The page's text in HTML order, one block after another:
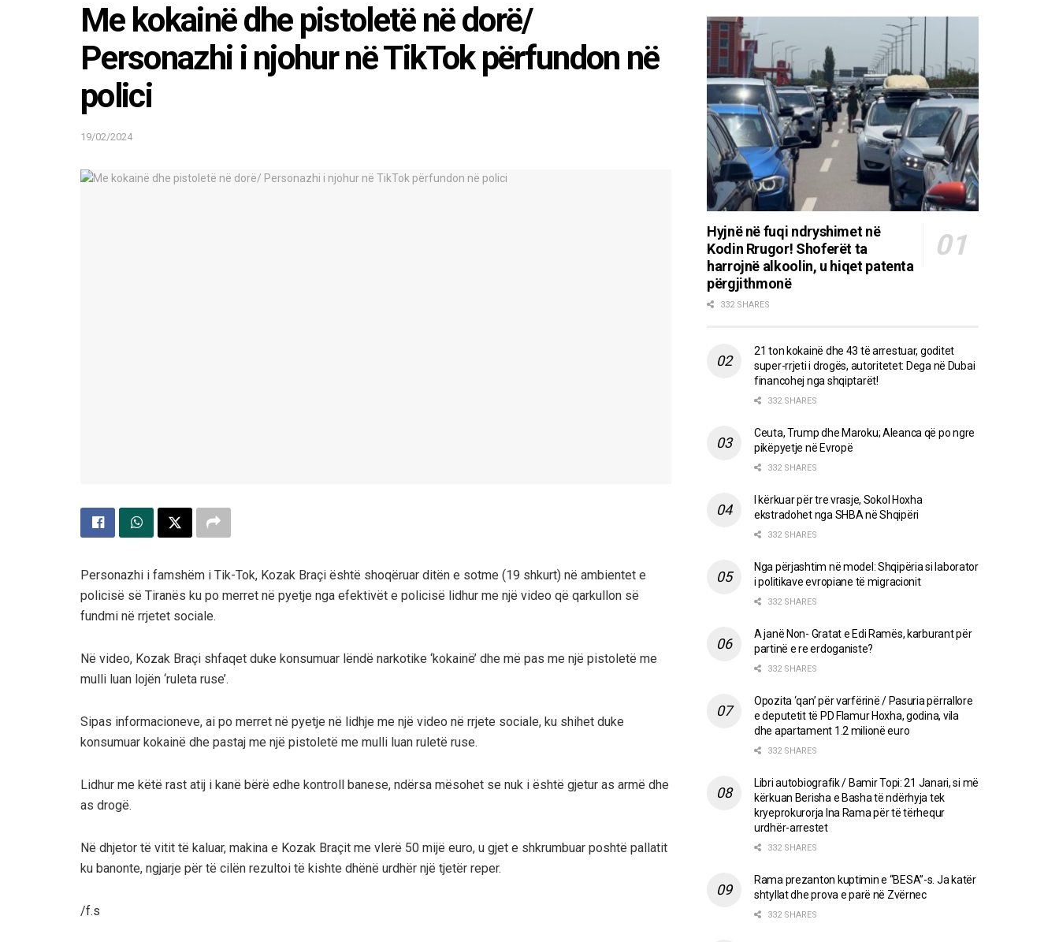
Me kokainë dhe pistoletë në dorë/
Personazhi i njohur në TikTok përfundon në
polici
19/02/2024
Personazhi i famshëm i Tik-Tok, Kozak Braçi është shoqëruar ditën e sotme (19 shkurt) në ambientet e
policisë së Tiranës ku po merret në pyetje nga efektivët e policisë lidhur me një video që qarkullon së
fundmi në rrjetet sociale.
Në video, Kozak Braçi shfaqet duke konsumuar lëndë narkotike ‘kokainë’ dhe më pas me një pistoletë me
mulli luan lojën ‘ruleta ruse’.
Sipas informacioneve, ai po merret në pyetje në lidhje me një video në rrjete sociale, ku shihet duke
konsumuar kokainë dhe pastaj me një pistoletë me mulli luan ruletë ruse.
Lidhur me këtë rast atij i kanë bërë edhe kontroll banese, ndërsa mësohet se nuk i është gjetur as armë dhe
as drogë.
Në dhjetor të vitit të kaluar, makina e Kozak Braçit me vlerë 50 mijë euro, u gjet e shkrumbuar poshtë pallatit
ku banonte, ngjarje për të cilën rezultoi të kishte dhënë urdhër një tjetër reper.
/f.s
Hyjnë në fuqi ndryshimet në
Kodin Rrugor! Shoferët ta
harrojnë alkoolin, u hiqet patenta
përgjithmonë
332 SHARES
21 ton kokainë dhe 43 të arrestuar, goditet
super-rrjeti i drogës, autoritetet: Dega në Dubai
financohej nga shqiptarët!
332 SHARES
Ceuta, Trump dhe Maroku; Aleanca që po ngre
pikëpyetje në Evropë
332 SHARES
I kërkuar për tre vrasje, Sokol Hoxha
ekstradohet nga SHBA në Shqipëri
332 SHARES
Nga përjashtim në model: Shqipëria si laborator
i politikave evropiane të migracionit
332 SHARES
A janë Non- Gratat e Edi Ramës, karburant për
partinë e re erdoganiste?
332 SHARES
Opozita ‘qan’ për varfërinë / Pasuria përrallore
e deputetit të PD Flamur Hoxha, godina, vila
dhe apartament 1.2 milionë euro
332 SHARES
Libri autobiografik / Bamir Topi: 21 Janari, si më
kërkuan Berisha e Basha të ndërhyja tek
kryeprokurorja Ina Rama për të tërhequr
urdhër-arrestet
332 SHARES
Rama prezanton kuptimin e “BESA”-s. Ja katër
shtyllat dhe prova e parë në Zvërnec
332 SHARES